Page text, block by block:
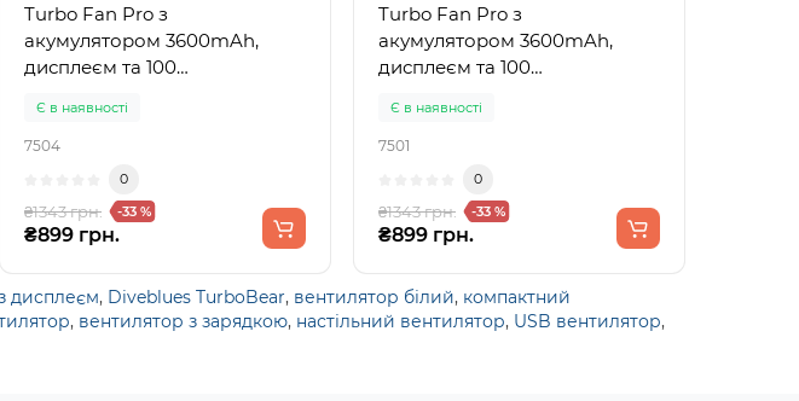
Turbo Fan Pro з
акумулятором 3600mAh,
дисплеєм та 100
Є в наявності
7504
0
₴1343 грн. -33 %
₴899 грн.
Turbo Fan Pro з
акумулятором 3600mAh,
дисплеєм та 100
Є в наявності
7501
0
₴1343 грн. -33 %
₴899 грн.
дисплеєм, Diveblues TurboBear, вентилятор білий, компактний
, вентилятор з зарядкою, настільний вентилятор, USB вентилятор,